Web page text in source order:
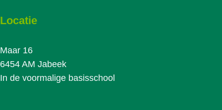
Locatie
Maar 16
6454 AM Jabeek
In de voormalige basisschool